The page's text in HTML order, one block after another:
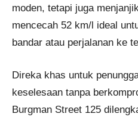
moden, tetapi juga
mencecah 52 km/l ideal
bandar atau perjalanan ke
Direka khas untuk
keselesaan tanpa
Burgman Street 125